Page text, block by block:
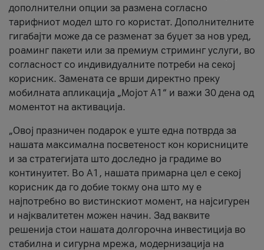
дополнителни опции за размена согласно
тарифниот модел што го користат. Дополнителните
гигабајти може да се разменат за буџет за нов уред,
роаминг пакети или за премиум стриминг услуги, во
согласност со индивидуалните потреби на секој
корисник. Замената се врши директно преку
мобилната апликација „Мојот А1“ и важи 30 дена од
моментот на активација.
„Овој празничен подарок е уште една потврда за
нашата максимална посветеност кон корисниците
и за стратегијата што доследно ја градиме во
континуитет. Во А1, нашата примарна цел е секој
корисник да го добие токму она што му е
најпотребно во вистинскиот момент, на најсигурен
и најквалитетен можен начин. Зад ваквите
решенија стои нашата долгорочна инвестиција во
стабилна и сигурна мрежа, модернизација на